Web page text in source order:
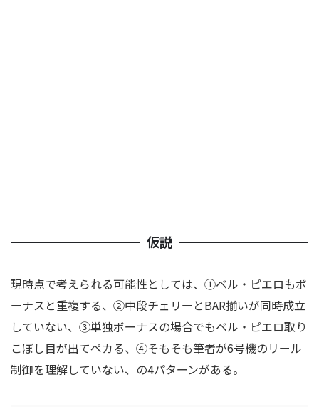
仮説
現時点で考えられる可能性としては、①ベル・ピエロもボ
ーナスと重複する、②中段チェリーとBAR揃いが同時成立
していない、③単独ボーナスの場合でもベル・ピエロ取り
こぼし目が出てペカる、④そもそも筆者が6号機のリール
制御を理解していない、の4パターンがある。